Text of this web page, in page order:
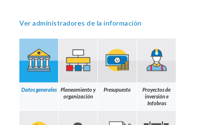
Ver administradores de la información
Datos generales
Planeamiento y
organización
Presupuesto
Proyectos de
inversión e
Infobras